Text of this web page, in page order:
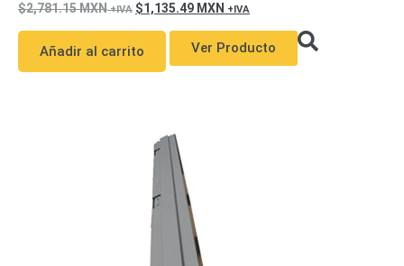
2,781.15MXN 1,135.49 MXN
Añadir al carrito Ver Producto